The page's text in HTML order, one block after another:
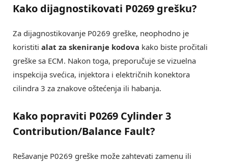
Kako dijagnostikovati P0269 grešku?
Za dijagnostikovanje P0269 greške, neophodno je
koristiti alat za skeniranje kodova kako biste pročitali
greške sa ECM. Nakon toga, preporučuje se vizuelna
inspekcija svećica, injektora i električnih konektora
cilindra 3 za znakove oštećenja ili habanja.
Kako popraviti P0269 Cylinder 3
Contribution/Balance Fault?
Rešavanje P0269 greške može zahtevati zamenu ili